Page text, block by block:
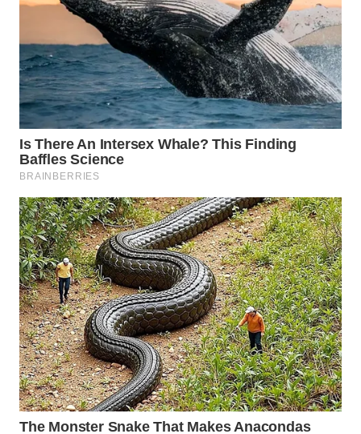
UTARA
WN
SAMOSIR
WN
PADANG
LAWAS
SUMEDANG
WN
CIANJUR
WN
KEPULAUAN
SERIBU
WN
TANGERANG